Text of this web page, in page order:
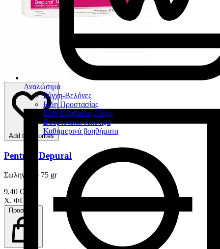
Αναλώσιμα
Ρύγχη-Βελόνες
Είδη Προστασίας
Είδη Βάμβακος-Γάζες
Βουρτσάκια-Λάστιχα
Καθημερινά βοηθήματα
Add to favorites
Pentron Depural
Σωληνάριο 75 gr
9,40 €
Χ. ΦΠΑ
Προσθήκη